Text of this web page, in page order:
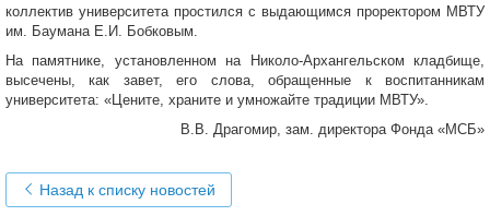
коллектив университета простился с выдающимся проректором МВТУ
им. Баумана Е.И. Бобковым.
На памятнике, установленном на Николо-Архангельском кладбище,
высечены, как завет, его слова, обращенные к воспитанникам
университета: «Цените, храните и умножайте традиции МВТУ».
В.В. Драгомир, зам. директора Фонда «МСБ»
Назад к списку новостей